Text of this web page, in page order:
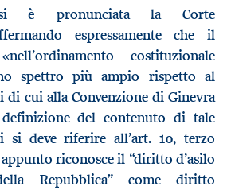
si è pronunciata la Corte
espressamente che il
costituzionale
spettro più ampio rispetto al
cui alla Convenzione di Ginevra
del contenuto di tale
si deve riferire all’art. 10, terzo
riconosce il “diritto d’asilo
Repubblica” come diritto